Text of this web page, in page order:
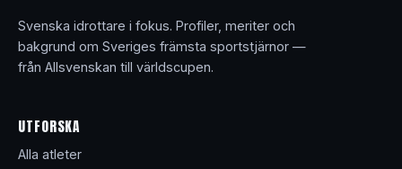
Svenska idrottare i fokus. Profiler, meriter och
bakgrund om Sveriges främsta sportstjärnor —
från Allsvenskan till världscupen.
UTFORSKA
Alla atleter